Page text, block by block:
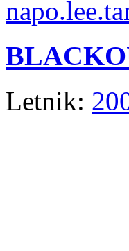
Letnik: